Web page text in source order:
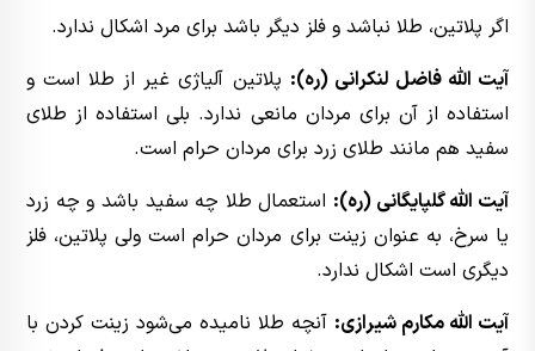
اگر پلاتین، طلا نباشد و فلز دیگر باشد برای مرد اشکال ندارد.
آیت الله فاضل لنکرانی (ره): پلاتین آلیاژی غیر از طلا است و
استفاده از آن برای مردان مانعی ندارد. بلی استفاده از طلای
سفید هم مانند طلای زرد برای مردان حرام است.
آیت الله گلپایگانی (ره): استعمال طلا چه سفید باشد و چه زرد
یا سرخ، به عنوان زینت برای مردان حرام است ولی پلاتین، فلز
دیگری است اشکال ندارد.
آیت الله مکارم شیرازی: آنچه طلا نامیده می‌شود زینت کردن با